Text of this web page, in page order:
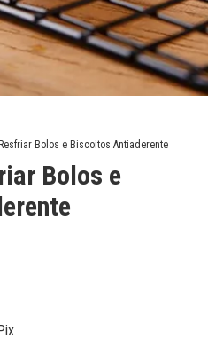
Bolos e Biscoitos Antiaderente
Bolos e